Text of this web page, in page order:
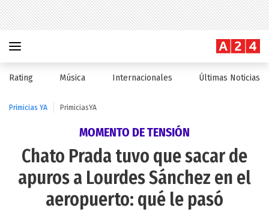
Rating Música Internacionales Últimas Noticias
Primicias YA PrimiciasYA
MOMENTO DE TENSIÓN
Chato Prada tuvo que sacar de
apuros a Lourdes Sánchez en el
aeropuerto: qué le pasó